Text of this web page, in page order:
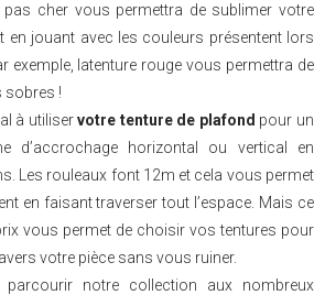
pas cher vous permettra de sublimer votre
en jouant avec les couleurs présentent lors
exemple, latenture rouge vous permettra de
sobres !
à utiliservotre tenture de plafond pour un
d’accrochage horizontal ou vertical en
Les rouleaux font 12m et cela vous permet
en faisant traverser tout l’espace. Mais ce
vous permet de choisir vos tentures pour
votre pièce sans vous ruiner.
parcourir notre collection aux nombreux